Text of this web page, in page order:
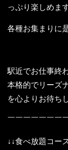
っぷり楽しめま
各種お集まりに
駅近でお仕事終
本格的でリーズ
を心よりお待ち
￣￣￣￣￣￣￣
↓↓食べ放題コー